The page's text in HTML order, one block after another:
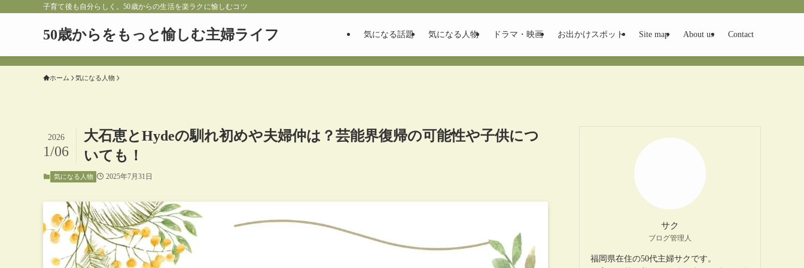
子育て後も自分らしく。50歳からの生活を楽ラクに愉しむコツ
50歳からをもっと愉しむ主婦ライフ 気になる話題 気になる人物 ドラマ・映画 お出かけスポット Site map About us Contact
ホーム 気になる人物
大石恵とHydeの馴れ初めや夫婦仲は？芸能界復帰の可能性や子供につ
いても！
2026
1/06
気になる人物 2025年7月31日
サク
ブログ管理人
福岡県在住の50代主婦サクです。